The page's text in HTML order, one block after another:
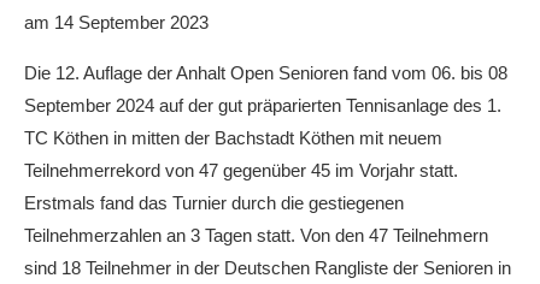
Mitgliedschaft
Downloads
Die Geschichte
am 14 September 2023
Die 12. Auflage der Anhalt Open Senioren fand vom 06. bis 08
September 2024 auf der gut präparierten Tennisanlage des 1.
TC Köthen in mitten der Bachstadt Köthen mit neuem
Teilnehmerrekord von 47 gegenüber 45 im Vorjahr statt.
Erstmals fand das Turnier durch die gestiegenen
Teilnehmerzahlen an 3 Tagen statt. Von den 47 Teilnehmern
sind 18 Teilnehmer in der Deutschen Rangliste der Senioren in